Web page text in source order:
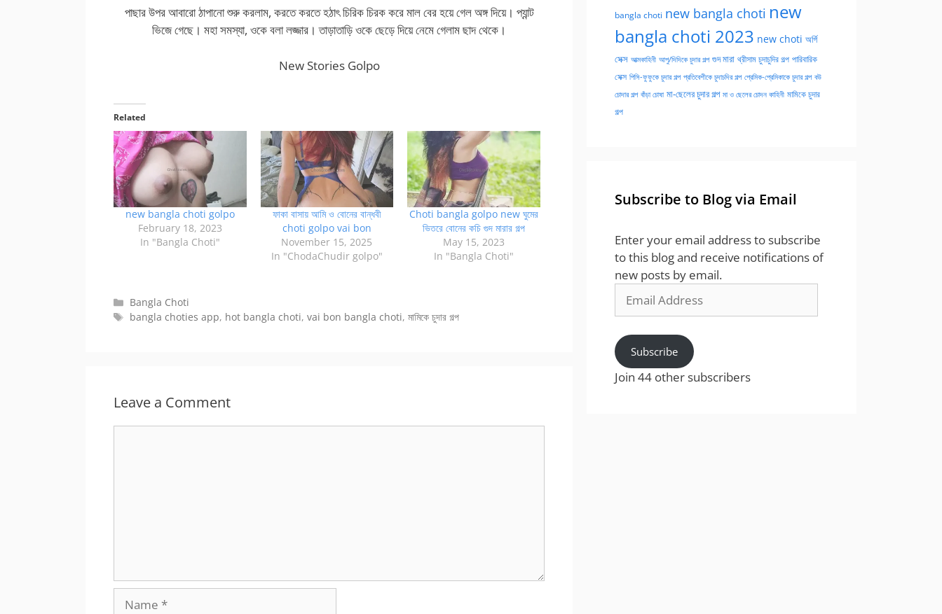
পাছার উপর আবারো ঠাপানো শুরু করলাম, করতে করতে হঠাৎ চিরিক চিরক করে মাল বের হয়ে গেল অঙ্গ দিয়ে। প্যান্ট
ভিজে গেছে। মহা সমস্যা, ওকে বলা লজ্জার। তাড়াতাড়ি ওকে ছেড়ে দিয়ে নেমে গেলাম ছাদ থেকে।
New Stories Golpo
Related
new bangla choti golpo
February 18, 2023
In "Bangla Choti"
ফাকা বাসায় আমি ও বোনের বান্ধবী
choti golpo vai bon
November 15, 2025
In "ChodaChudir golpo"
Choti bangla golpo new ঘুমের
ভিতরে বোনের কচি গুদ মারার গল্প
May 15, 2023
In "Bangla Choti"
Categories
Bangla Choti
Tags
bangla choties app, hot bangla choti,vai bon bangla choti,মামিকে চুদার গল্প
Leave a Comment
bangla choti new bangla choti new
bangla choti 2023 new choti অর্গি
সেক্স আত্মকাহিনী আপু/দিদিকে চুদার গল্প গুদ মারা থ্রীসাম চুদাচুদির গল্প পারিবারিক
সেক্স পিসি-ফুফুকে চুদার গল্প প্রতিবেশীকে চুদাচদির গল্প প্রেমিক-প্রেমিকাকে চুদার গল্প বউ
চোদার গল্প বাঁড়া চোষা মা-ছেলের চুদার গল্প মা ও ছেলের চোদন কাহিনী মামিকে চুদার
গল্প
Subscribe to Blog via Email
Enter your email address to subscribe
to this blog and receive notifications of
new posts by email.
Address
Subscribe
Join 44 other subscribers